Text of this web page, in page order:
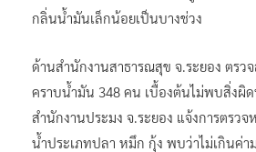
กลิ่นน้ำมันเล็กน้อยเป็นบางช่วง
ด้านสำนักงานสาธารณสุข จ.ระยอง ตร
คราบน้ำมัน 348 คน เบื้องต้นไม่พบสิ่งผิ
สำนักงานประมง จ.ระยอง แจ้งการตรว
น้ำประเภทปลา หมึก กุ้ง พบว่าไม่เกินค่า